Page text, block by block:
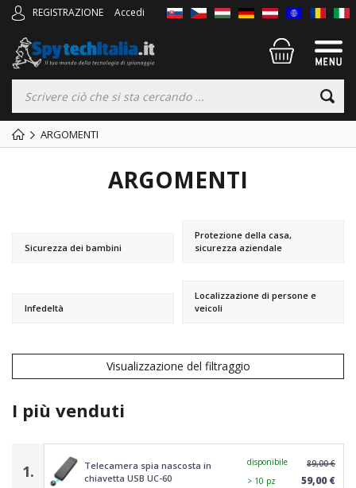
REGISTRAZIONE Accedi
ARGOMENTI
ARGOMENTI
Sicurezza dei bambini
Protezione della casa,
sicurezza aziendale
Infedeltà
Localizzazione di persone e
veicoli
Visualizzazione del filtraggio
I più venduti
1.
Telecamera spia nascosta in
chiavetta USB UC-60
disponibile
> 10 pz
89,00 €
59,00 €